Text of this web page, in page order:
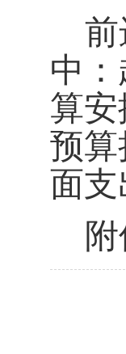
中
算
预
面
附